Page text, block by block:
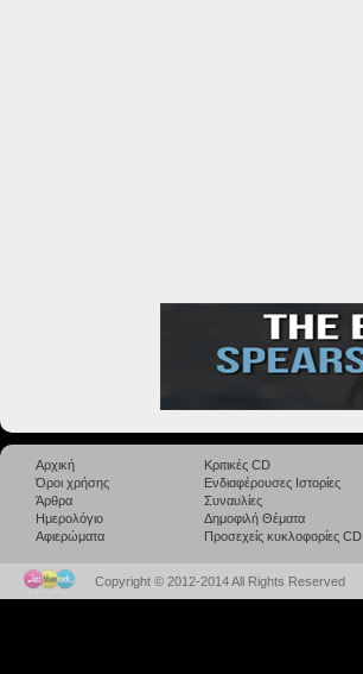
Αρχική
Όροι χρήσης
Άρθρα
Ημερολόγιο
Αφιερώματα
Κριτικές CD
Ενδιαφέρουσες Ιστορίες
Συναυλίες
Δημοφιλή Θέματα
Προσεχείς κυκλοφορίες CD
Copyright © 2012-2014 All Rights Reserved